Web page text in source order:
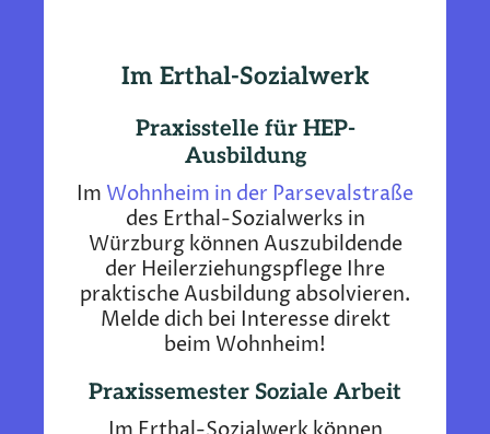
Im Erthal-Sozialwerk
Praxisstelle für HEP-
Ausbildung
Im Wohnheim in der Parsevalstraße
des Erthal-Sozialwerks in
Würzburg können Auszubildende
der Heilerziehungspflege Ihre
praktische Ausbildung absolvieren.
Melde dich bei Interesse direkt
beim Wohnheim!
Praxissemester Soziale Arbeit